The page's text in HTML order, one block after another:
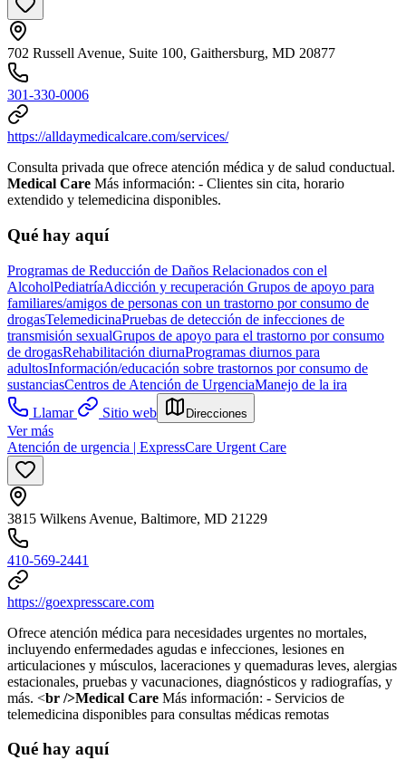
702 Russell Avenue, Suite 100, Gaithersburg, MD 20877
301-330-0006
https://alldaymedicalcare.com/services/
Consulta privada que ofrece atención médica y de salud conductual.
Medical Care Más información: - Clientes sin cita, horario
extendido y telemedicina disponibles.
Qué hay aquí
Programas de Reducción de Daños Relacionados con el
AlcoholPediatríaAdicción y recuperación Grupos de apoyo para
familiares/amigos de personas con un trastorno por consumo de
drogasTelemedicinaPruebas de detección de infecciones de
transmisión sexualGrupos de apoyo para el trastorno por consumo
de drogasRehabilitación diurnaProgramas diurnos para
adultosInformación/educación sobre trastornos por consumo de
sustanciasCentros de Atención de UrgenciaManejo de la ira
Llamar
Sitio web Direcciones
Ver más
Atención de urgencia | ExpressCare Urgent Care
3815 Wilkens Avenue, Baltimore, MD 21229
410-569-2441
https://goexpresscare.com
Ofrece atención médica para necesidades urgentes no mortales,
incluyendo enfermedades agudas e infecciones, lesiones en
articulaciones y músculos, laceraciones y quemaduras leves, alergias
estacionales, pruebas y vacunaciones, diagnósticos y radiografías, y
más. <br />Medical Care Más información: - Servicios de
telemedicina disponibles para consultas médicas remotas
Qué hay aquí